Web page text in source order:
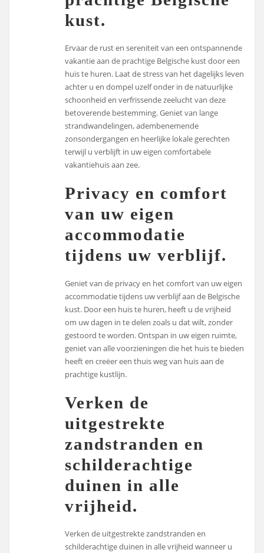
kust.
Ervaar de rust en sereniteit van een ontspannende
vakantie aan de prachtige Belgische kust door een
huis te huren. Laat de stress van het dagelijks leven
achter u en dompel uzelf onder in de natuurlijke
schoonheid en verfrissende zeelucht van deze
betoverende bestemming. Geniet van lange
strandwandelingen, adembenemende
zonsondergangen en heerlijke lokale gerechten
terwijl u verblijft in uw eigen comfortabele
vakantiehuis aan zee.
Privacy en comfort
van uw eigen
accommodatie
tijdens uw verblijf.
Geniet van de privacy en het comfort van uw eigen
accommodatie tijdens uw verblijf aan de Belgische
kust. Door een huis te huren, heeft u de vrijheid
om uw dagen in te delen zoals u dat wilt, zonder
gestoord te worden. Ontspan in uw eigen ruimte,
geniet van alle voorzieningen die het huis te bieden
heeft en creëer een thuis weg van huis aan de
prachtige kustlijn.
Verken de
uitgestrekte
zandstranden en
schilderachtige
duinen in alle
vrijheid.
Verken de uitgestrekte zandstranden en
schilderachtige duinen in alle vrijheid wanneer u